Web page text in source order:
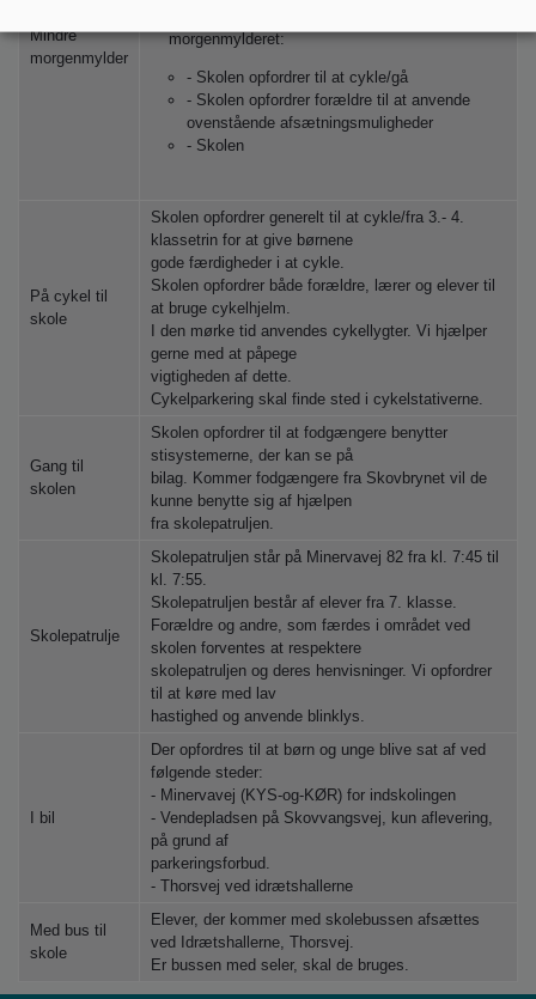
Mindre
morgenmylder
morgenmylderet:
- Skolen opfordrer til at cykle/gå
- Skolen opfordrer forældre til at anvende
ovenstående afsætningsmuligheder
- Skolen
På cykel til
skole
Skolen opfordrer generelt til at cykle/fra 3.- 4.
klassetrin for at give børnene
gode færdigheder i at cykle.
Skolen opfordrer både forældre, lærer og elever til
at bruge cykelhjelm.
I den mørke tid anvendes cykellygter. Vi hjælper
gerne med at påpege
vigtigheden af dette.
Cykelparkering skal finde sted i cykelstativerne.
Gang til
skolen
Skolen opfordrer til at fodgængere benytter
stisystemerne, der kan se på
bilag. Kommer fodgængere fra Skovbrynet vil de
kunne benytte sig af hjælpen
fra skolepatruljen.
Skolepatrulje
Skolepatruljen står på Minervavej 82 fra kl. 7:45 til
kl. 7:55.
Skolepatruljen består af elever fra 7. klasse.
Forældre og andre, som færdes i området ved
skolen forventes at respektere
skolepatruljen og deres henvisninger. Vi opfordrer
til at køre med lav
hastighed og anvende blinklys.
I bil
Der opfordres til at børn og unge blive sat af ved
følgende steder:
- Minervavej (KYS-og-KØR) for indskolingen
- Vendepladsen på Skovvangsvej, kun aflevering,
på grund af
parkeringsforbud.
- Thorsvej ved idrætshallerne
Med bus til
skole
Elever, der kommer med skolebussen afsættes
ved Idrætshallerne, Thorsvej.
Er bussen med seler, skal de bruges.